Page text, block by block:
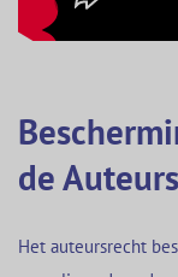
de
Het auteursrecht